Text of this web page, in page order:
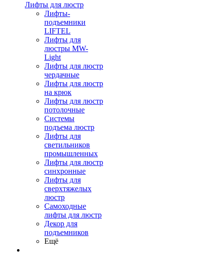
Лифты для люстр
Лифты-
подъемники
LIFTEL
Лифты для
люстры MW-
Light
Лифты для люстр
чердачные
Лифты для люстр
на крюк
Лифты для люстр
потолочные
Системы
подъема люстр
Лифты для
светильников
промышленных
Лифты для люстр
синхронные
Лифты для
сверхтяжелых
люстр
Самоходные
лифты для люстр
Декор для
подъемников
Ещё